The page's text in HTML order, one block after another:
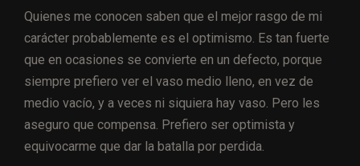
Quienes me conocen saben que el mejor rasgo de mi
carácter probablemente es el optimismo. Es tan fuerte
que en ocasiones se convierte en un defecto, porque
siempre prefiero ver el vaso medio lleno, en vez de
medio vacío, y a veces ni siquiera hay vaso. Pero les
aseguro que compensa. Prefiero ser optimista y
equivocarme que dar la batalla por perdida.